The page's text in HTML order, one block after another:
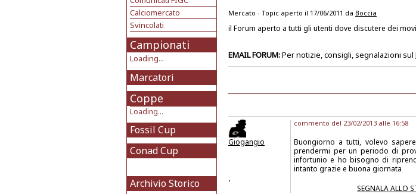
Calciomercato
Svincolati
Campionati
Loading...
Marcatori
Coppe
Loading...
Fossil Cup
Conad Cup
Archivio Storico
Mercato - Topic aperto il 17/06/2011 da Boccia
il Forum aperto a tutti gli utenti dove discutere dei
EMAIL FORUM:Per notizie, consigli, segnalazioni sul
Giogangio
commento del 23/02/2013 alle 16:58
Buongiorno a tutti, volevo
prendermi per un periodo di
infortunio e ho bisogno di
intanto grazie e buona giornata
.
SEGNALA ALLO